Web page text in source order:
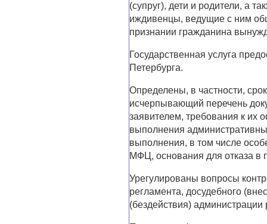
(супруг), дети и родители, а
иждивенцы, ведущие с ним
признании гражданина
Государственная услуга
Петербурга.
Определены, в частности,
исчерпывающий перечень
заявителем, требования к их
выполнения
выполнения, в том числе
МФЦ, основания для отказа в
Урегулированы вопросы
регламента, досудебного
(бездействия)